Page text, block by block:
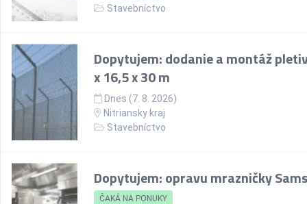
Stavebníctvo
Dopytujem: dodanie a montáž
x 16,5 x 30 m
Dnes (7. 8. 2026)
Nitriansky kraj
Stavebníctvo
Dopytujem: opravu mrazničky
ČAKÁ NA PONUKY